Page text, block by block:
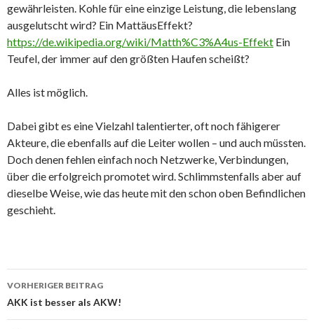
gewährleisten. Kohle für eine einzige Leistung, die lebenslang
ausgelutscht wird? Ein MattäusEffekt?
https://de.wikipedia.org/wiki/Matth%C3%A4us-Effekt Ein
Teufel, der immer auf den größten Haufen scheißt?
Alles ist möglich.
Dabei gibt es eine Vielzahl talentierter, oft noch fähigerer
Akteure, die ebenfalls auf die Leiter wollen – und auch müssten.
Doch denen fehlen einfach noch Netzwerke, Verbindungen,
über die erfolgreich promotet wird. Schlimmstenfalls aber auf
dieselbe Weise, wie das heute mit den schon oben Befindlichen
geschieht.
Beitrags-
Navigation
VORHERIGER BEITRAG
AKK ist besser als AKW!